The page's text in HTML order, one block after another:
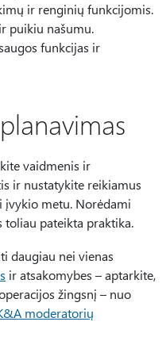
ir renginių funkcijomis.
puikiu našumu.
funkcijas ir
vaidmenis ir
ir nustatykite reikiamus
įvykio metu. Norėdami
toliau pateikta praktika.
daugiau nei vienas
ir atsakomybes – aptarkite,
žingsnį – nuo
moderatorių